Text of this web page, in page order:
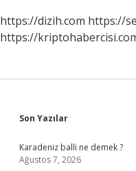
https://dizih.com https://
https://
Sidebar
Son Yazılar
Karadeniz balli ne demek ?
Ağustos 7, 2026